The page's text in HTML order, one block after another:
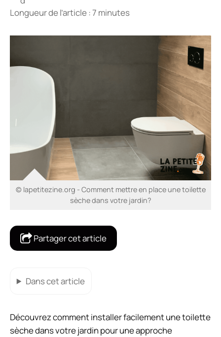
Longueur de l’article : 7 minutes
© lapetitezine.org - Comment mettre en place une toilette
sèche dans votre jardin?
Partager cet article
Dans cet article
Découvrez comment installer facilement une toilette
sèche dans votre jardin pour une approche